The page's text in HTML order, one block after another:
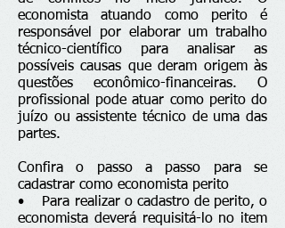
economista atuando como perito é
responsável por elaborar um trabalho
técnico-científico para analisar as
possíveis causas que deram origem às
questões econômico-financeiras. O
profissional pode atuar como perito do
juízo ou assistente técnico de uma das
partes.
Confira o passo a passo para se
cadastrar como economista perito
• Para realizar o cadastro de perito, o
economista deverá requisitá-lo no item